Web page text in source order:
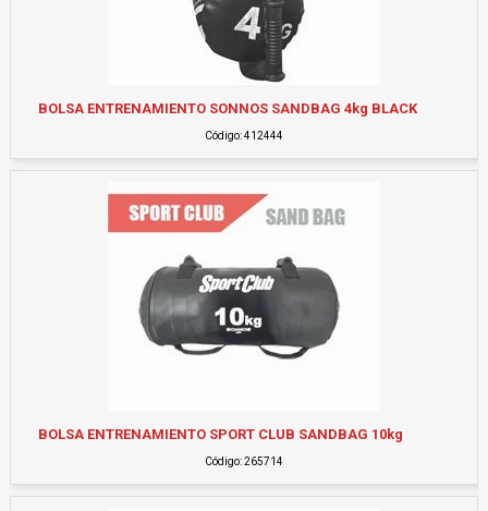
BOLSA ENTRENAMIENTO SONNOS SANDBAG 4kg BLACK
Código: 412444
BOLSA ENTRENAMIENTO SPORT CLUB SANDBAG 10kg
Código: 265714